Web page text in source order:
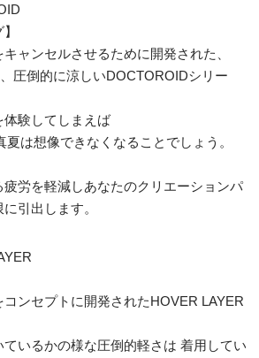
ャンセルさせるために開発された、
圧倒的に涼しいDOCTOROIDシリー
体験してしまえば
は想像できなくなることでしょう。
労を軽減しあなたのクリエーションパ
引出します。
ンセプトに開発されたHOVER LAYER
ているかの様な圧倒的軽さは 着用してい